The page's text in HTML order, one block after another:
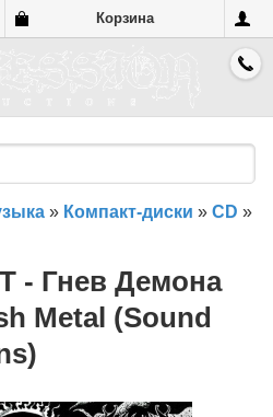
Корзина
» Компакт-диски » CD »
- Гнев Демона
Metal (Sound